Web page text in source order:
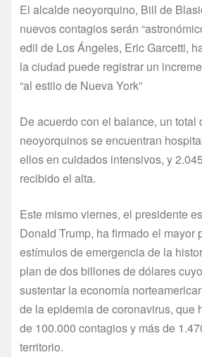
El alcalde neoyorquino, Bill de
nuevos contagios serán
edil de Los Ángeles, Eric Garcetti,
la ciudad puede registrar un
“al estilo de Nueva York”
De acuerdo con el balance, un total
neoyorquinos se encuentran
ellos en cuidados intensivos, y
recibido el alta.
Este mismo viernes, el presidente
Donald Trump, ha firmado el mayor
estímulos de emergencia de la
plan de dos billones de dólares
sustentar la economía
de la epidemia de coronavirus, que
de 100.000 contagios y más de
territorio.